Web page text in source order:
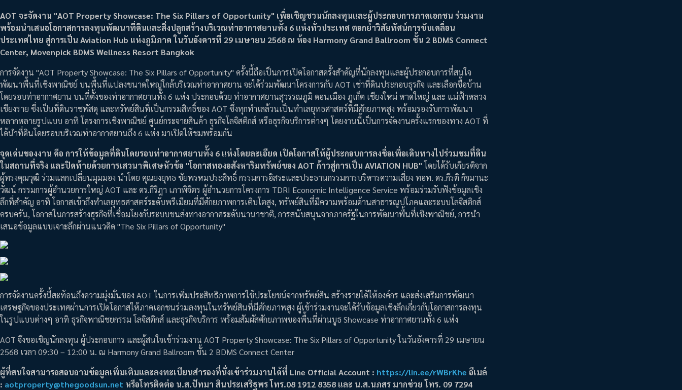
AOT จะจัดงาน "AOT Property Showcase: The Six Pillars of Opportunity" เพื่อเชิญชวนนักลงทุนและผู้ประกอบการภาคเอกชน ร่วมงาน
พร้อมนำเสนอโอกาสการลงทุนพัฒนาที่ดินและสิ่งปลูกสร้างบริเวณท่าอากาศยานทั้ง 6 แห่งทั่วประเทศ ตอกย้ำวิสัยทัศน์การขับเคลื่อน
ประเทศไทย สู่การเป็น Aviation Hub แห่งภูมิภาค ในวันอังคารที่ 29 เมษายน 2568 ณ ห้อง Harmony Grand Ballroom ชั้น 2 BDMS Connect
Center, Movenpick BDMS Wellness Resort Bangkok
การจัดงาน "AOT Property Showcase: The Six Pillars of Opportunity" ครั้งนี้ถือเป็นการเปิดโอกาสครั้งสำคัญที่นักลงทุนและผู้ประกอบการที่สนใจ
พัฒนาพื้นที่เชิงพาณิชย์ บนพื้นที่แปลงขนาดใหญ่ใกล้บริเวณท่าอากาศยาน จะได้ร่วมพัฒนาโครงการกับ AOT เช่าที่ดินประกอบธุรกิจ และเลือกซื้อบ้าน
โดยรอบท่าอากาศยาน บนที่ตั้งของท่าอากาศยานทั้ง 6 แห่ง ประกอบด้วย ท่าอากาศยานสุวรรณภูมิ ดอนเมือง ภูเก็ต เชียงใหม่ หาดใหญ่ และ แม่ฟ้าหลวง
เชียงราย ซึ่งเป็นที่ดินราชพัสดุ และทรัพย์สินที่เป็นกรรมสิทธิ์ของ AOT ซึ่งทุกทำเลล้วนเป็นทำเลยุทธศาสตร์ที่มีศักยภาพสูง พร้อมรองรับการพัฒนา
หลากหลายรูปแบบ อาทิ โครงการเชิงพาณิชย์ ศูนย์กระจายสินค้า ธุรกิจโลจิสติกส์ หรือธุรกิจบริการต่างๆ โดยงานนี้เป็นการจัดงานครั้งแรกของทาง AOT ที่
ได้นำที่ดินโดยรอบบริเวณท่าอากาศยานถึง 6 แห่ง มาเปิดให้ชมพร้อมกัน
จุดเด่นของงาน คือ การให้ข้อมูลที่ดินโดยรอบท่าอากาศยานทั้ง 6 แห่งโดยละเอียด เปิดโอกาสให้ผู้ประกอบการลงชื่อเพื่อเดินทางไปร่วมชมที่ดิน
ในสถานที่จริง และปิดท้ายด้วยการเสวนาพิเศษหัวข้อ "โอกาสทองอสังหาริมทรัพย์ของ AOT ก้าวสู่การเป็น AVIATION HUB" โดยได้รับเกียรติจาก
ผู้ทรงคุณวุฒิ ร่วมแลกเปลี่ยนมุมมอง นำโดย คุณยงยุทธ ชัยพรหมประสิทธิ์ กรรมการอิสระและประธานกรรมการบริหารความเสี่ยง ทอท. ดร.กีรติ กิจมานะ
วัฒน์ กรรมการผู้อำนวยการใหญ่ AOT และ ดร.กิริฎา เภาพิจิตร ผู้อำนวยการโครงการ TDRI Economic Intelligence Service พร้อมร่วมรับฟังข้อมูลเชิง
ลึกที่สำคัญ อาทิ โอกาสเข้าถึงทำเลยุทธศาสตร์ระดับพรีเมียมที่มีศักยภาพการเติบโตสูง, ทรัพย์สินที่มีความพร้อมด้านสาธารณูปโภคและระบบโลจิสติกส์
ครบครัน, โอกาสในการสร้างธุรกิจที่เชื่อมโยงกับระบบขนส่งทางอากาศระดับนานาชาติ, การสนับสนุนจากภาครัฐในการพัฒนาพื้นที่เชิงพาณิชย์, การนำ
เสนอข้อมูลแบบเจาะลึกผ่านแนวคิด "The Six Pillars of Opportunity"
การจัดงานครั้งนี้สะท้อนถึงความมุ่งมั่นของ AOT ในการเพิ่มประสิทธิภาพการใช้ประโยชน์จากทรัพย์สิน สร้างรายได้ให้องค์กร และส่งเสริมการพัฒนา
เศรษฐกิจของประเทศผ่านการเปิดโอกาสให้ภาคเอกชนร่วมลงทุนในทรัพย์สินที่มีศักยภาพสูง ผู้เข้าร่วมงานจะได้รับข้อมูลเชิงลึกเกี่ยวกับโอกาสการลงทุน
ในรูปแบบต่างๆ อาทิ ธุรกิจพาณิชยกรรม โลจิสติกส์ และธุรกิจบริการ พร้อมสัมผัสศักยภาพของพื้นที่ผ่านบูธ Showcase ท่าอากาศยานทั้ง 6 แห่ง
AOT จึงขอเชิญนักลงทุน ผู้ประกอบการ และผู้สนใจเข้าร่วมงาน AOT Property Showcase: The Six Pillars of Opportunity ในวันอังคารที่ 29 เมษายน
2568 เวลา 09:30 – 12:00 น. ณ Harmony Grand Ballroom ชั้น 2 BDMS Connect Center
ผู้ที่สนใจสามารถสอบถามข้อมูลเพิ่มเติมและลงทะเบียนสำรองที่นั่งเข้าร่วมงานได้ที่ Line Official Account : https://lin.ee/rWBrKhe อีเมล์
: aotproperty@thegoodsun.net หรือโทรติดต่อ น.ส.ปัทมา สินประเสริฐพร โทร.08 1912 8358 และ น.ส.นภสร มากช่วย โทร. 09 7294